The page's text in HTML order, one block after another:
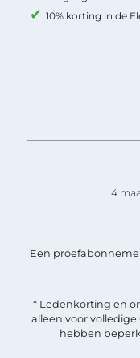
10% korting in de
4
Een
* Ledenkorting en
alleen voor volledige
hebben